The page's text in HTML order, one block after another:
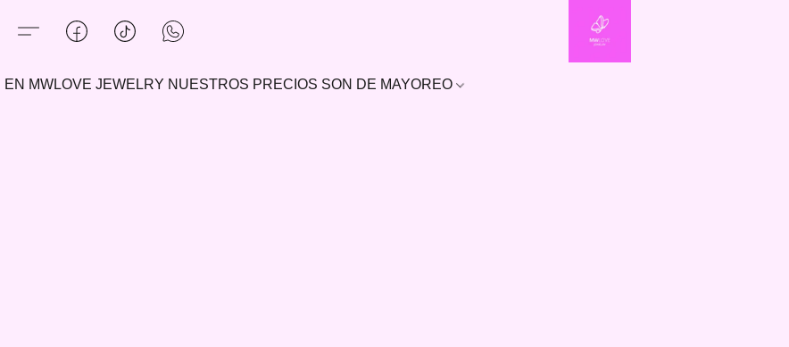
EN MWLOVE JEWELRY NUESTROS PRECIOS SON DE MAYOREO